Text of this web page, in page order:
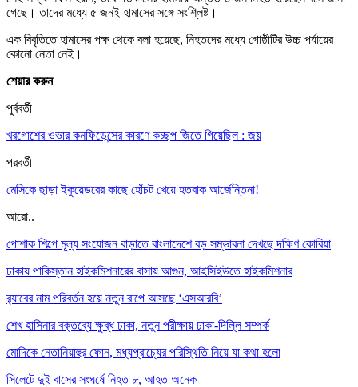
গেছে। তাদের মধ্যে ৫ জনই হামাসের সঙ্গে সংশ্লিষ্ট।
এক বিবৃতিতে হামাসের পক্ষ থেকে বলা হয়েছে, নিহতদের মধ্যে গোষ্ঠীটির উচ্চ পর্যায়ের
কোনো নেতা নেই।
শেয়ার করুন
পুর্ববর্তী
খরগোশের ওভার কনফিডেন্সের কারণে কচ্ছপ জিতে গিয়েছিল : জয়
পরবর্তী
মেসিকে ছাড়া ইকুয়েডরের কাছে হোঁচট খেয়ে হতবাক আর্জেন্তিনা!
আরো..
পোশাক শিল্পে মূল্য সংযোজন বাড়াতে বাংলাদেশে বড় সম্ভাবনা দেখছে দক্ষিণ কোরিয়া
ঢাকায় পাকিস্তান হাইকমিশনারের বাসায় আগুন, আইসিইউতে হাইকমিশনার
র‌্যাবের নাম পরিবর্তন হয়ে নতুন রূপে আসছে ‘এসআরবি’
শেখ হাসিনার বক্তব্যে ক্ষুব্ধ ঢাকা, নতুন পরীক্ষায় ঢাকা-দিল্লি সম্পর্ক
মোদিকে নেতানিয়াহুর ফোন, মধ্যপ্রাচ্যের পরিস্থিতি নিয়ে যা কথা হলো
সিলেটে দুই বাসের সংঘর্ষে নিহত ৮, আহত অনেক